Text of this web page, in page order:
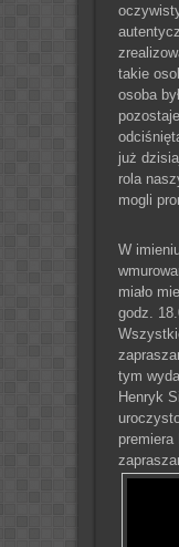
takie
osoba
już
rola
mogli
W
miało
godz.
tym
Henryk